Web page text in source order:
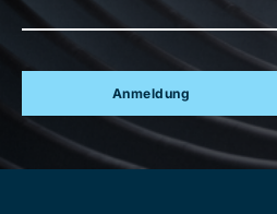
Anmeldung